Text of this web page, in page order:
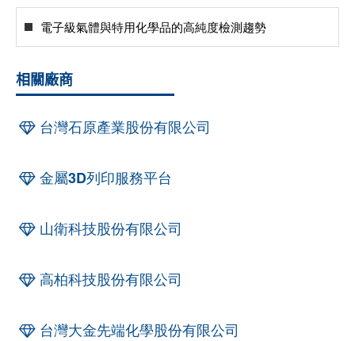
電子級氣體與特用化學品的高純度檢測趨勢
相關廠商
台灣石原產業股份有限公司
金屬3D列印服務平台
山衛科技股份有限公司
高柏科技股份有限公司
台灣大金先端化學股份有限公司